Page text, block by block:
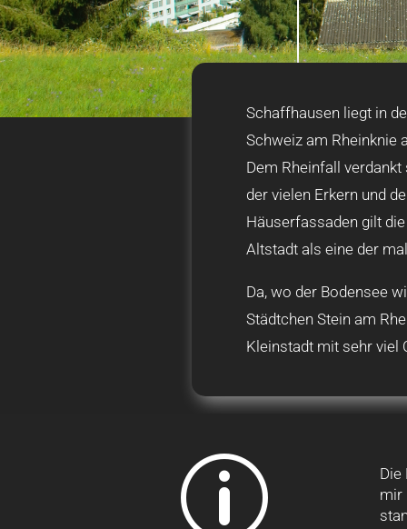
Schaffhausen liegt in
Schweiz am Rheinknie
Dem Rheinfall
der vielen Erkern und
Häuserfassaden gilt
Altstadt als eine der
Da, wo der Bodensee
Städtchen Stein am
Kleinstadt mit sehr viel
p
Die
mir